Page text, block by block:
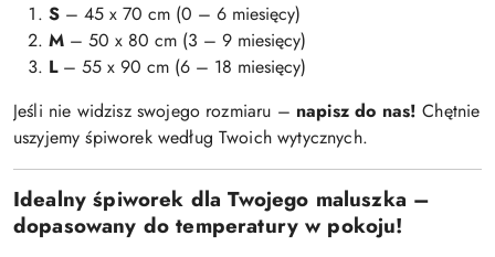
S – 45 x 70 cm (0 – 6 miesięcy)
M – 50 x 80 cm (3 – 9 miesięcy)
L– 55 x 90 cm (6 – 18 miesięcy)
Jeśli nie widzisz swojego rozmiaru – napisz do nas! Chętnie
uszyjemy śpiworek według Twoich wytycznych.
Idealny śpiworek dla Twojego maluszka –
dopasowany do temperatury w pokoju!